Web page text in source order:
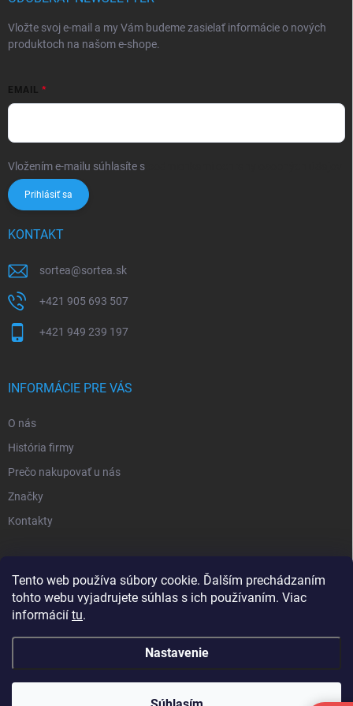
Tento web používa súbory cookie. Ďalším prechádzaním
tohto webu vyjadrujete súhlas s ich používaním. Viac
informácií tu.
Nastavenie
Minimálna hodnota objednávky je 25€ bez DPH (30,75€
Vložte svoj e-mail a my Vám budeme zasielať informácie o nových
produktoch na našom e-shope.
EMAIL
Vložením e-mailu súhlasíte s
Prihlásiť sa
KONTAKT
sortea@sortea.sk
+421 905 693 507
+421 949 239 197
INFORMÁCIE PRE VÁS
O nás
História firmy
Prečo nakupovať u nás
Značky
Kontakty
Inšpiratívne farby
Copyright 2026Sortea s.r.o.. Všetky práva vyhradené.Upraviť nastavenie
cookies